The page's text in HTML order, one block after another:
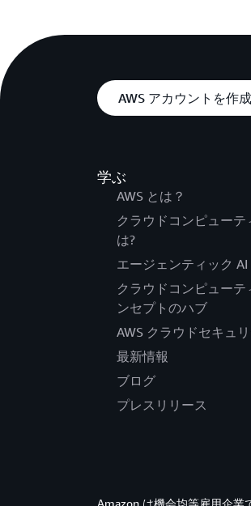
AWS アカウントを作
学ぶ
AWS とは？
クラウドコンピューテ
は?
エージェンティック AI
クラウドコンピューテ
ンセプトのハブ
AWS クラウドセキュ
最新情報
ブログ
プレスリリース
Amazon は機会均等雇用企業